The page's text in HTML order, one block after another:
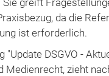
greift
da die
ist erforderlich.
DSGVO -
zieht